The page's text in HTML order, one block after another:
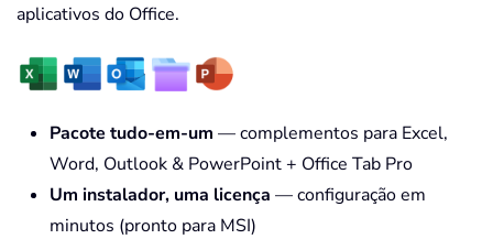
aplicativos do Office.
Pacote tudo-em-um — complementos para Excel,
Word, Outlook & PowerPoint + Office Tab Pro
Um instalador, uma licença — configuração em
minutos (pronto para MSI)